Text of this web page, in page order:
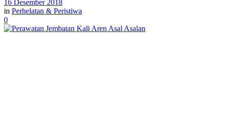
16 Desember 2018
in Perhelatan & Peristiwa
0